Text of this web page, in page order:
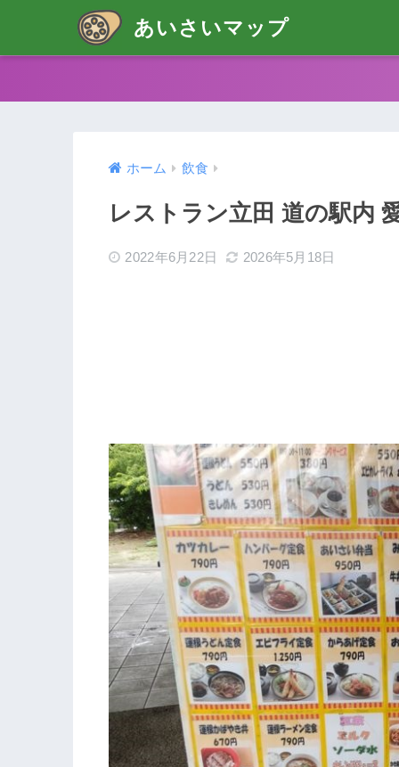
あいさいマップ
ホーム 飲食
レストラン立田 道の駅内
2022年6月22日 2026年5月18日